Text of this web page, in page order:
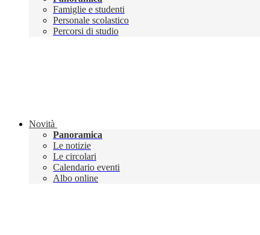
Famiglie e studenti
Personale scolastico
Percorsi di studio
Novità
Panoramica
Le notizie
Le circolari
Calendario eventi
Albo online